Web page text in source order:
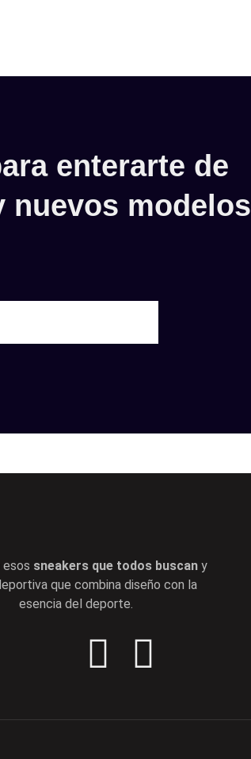
enterarte de
nuevos modelos
esos sneakers que todos buscan y
que combina diseño con la
esencia del deporte.